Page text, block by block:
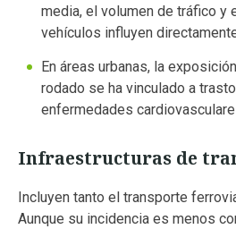
media, el volumen de tráfico y
vehículos influyen
En áreas urbanas, la
rodado se ha vinculado a
enfermedades
Infraestructuras de
Incluyen tanto el transporte
Aunque su incidencia es menos